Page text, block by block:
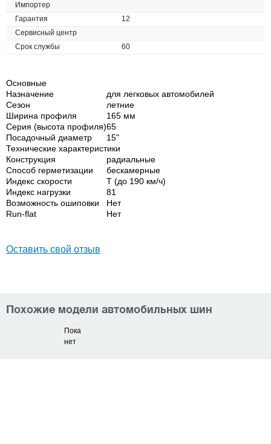
Импортер
Гарантия
12
Сервисный центр
Срок службы
60
Основные
Назначение
для легковых автомобилей
Сезон
летние
Ширина профиля
165 мм
Серия (высота профиля)65
Посадочный диаметр
15"
Технические характеристики
Конструкция
радиальные
Способ герметизации
бескамерные
Индекс скорости
T (до 190 км/ч)
Индекс нагрузки
81
Возможность ошиповки
Нет
Run-flat
Нет
Оставить свой отзыв
Похожие модели автомобильных шин
Пока
нет